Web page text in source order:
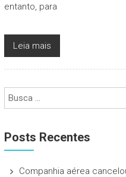
entanto, para
Leia mais
Posts Recentes
Companhia aérea